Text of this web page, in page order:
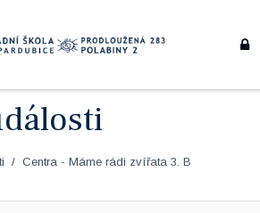
Centra - Máme rádi zvířata 3. B